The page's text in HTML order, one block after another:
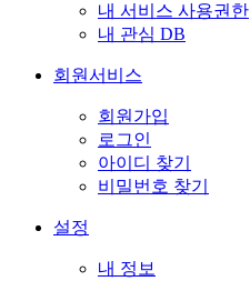
내 서비스 사용권한
내 관심 DB
회원서비스
회원가입
로그인
아이디 찾기
비밀번호 찾기
설정
내 정보